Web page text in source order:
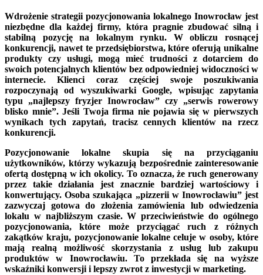
Wdrożenie strategii pozycjonowania lokalnego Inowrocław jest
niezbędne dla każdej firmy, która pragnie zbudować silną i
stabilną pozycję na lokalnym rynku. W obliczu rosnącej
konkurencji, nawet te przedsiębiorstwa, które oferują unikalne
produkty czy usługi, mogą mieć trudności z dotarciem do
swoich potencjalnych klientów bez odpowiedniej widoczności w
internecie. Klienci coraz częściej swoje poszukiwania
rozpoczynają od wyszukiwarki Google, wpisując zapytania
typu „najlepszy fryzjer Inowrocław” czy „serwis rowerowy
blisko mnie”. Jeśli Twoja firma nie pojawia się w pierwszych
wynikach tych zapytań, tracisz cennych klientów na rzecz
konkurencji.
Pozycjonowanie lokalne skupia się na przyciąganiu
użytkowników, którzy wykazują bezpośrednie zainteresowanie
ofertą dostępną w ich okolicy. To oznacza, że ruch generowany
przez takie działania jest znacznie bardziej wartościowy i
konwertujący. Osoba szukająca „pizzerii w Inowrocławiu” jest
zazwyczaj gotowa do złożenia zamówienia lub odwiedzenia
lokalu w najbliższym czasie. W przeciwieństwie do ogólnego
pozycjonowania, które może przyciągać ruch z różnych
zakątków kraju, pozycjonowanie lokalne celuje w osoby, które
mają realną możliwość skorzystania z usług lub zakupu
produktów w Inowrocławiu. To przekłada się na wyższe
wskaźniki konwersji i lepszy zwrot z inwestycji w marketing.